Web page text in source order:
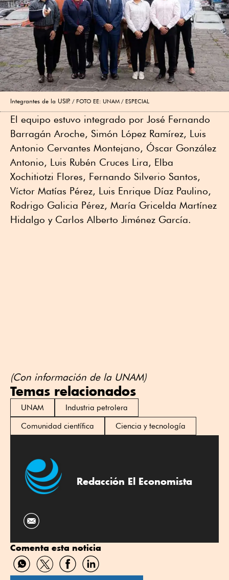
Integrantes de la USIP. FOTO EE: UNAM / ESPECIAL
El equipo estuvo integrado por José Fernando
Barragán Aroche, Simón López Ramírez, Luis
Antonio Cervantes Montejano, Óscar González
Antonio, Luis Rubén Cruces Lira, Elba
Xochitiotzi Flores, Fernando Silverio Santos,
Víctor Matías Pérez, Luis Enrique Díaz Paulino,
Rodrigo Galicia Pérez, María Gricelda Martínez
Hidalgo y Carlos Alberto Jiménez García.
(Con información de la UNAM)
Temas relacionados
UNAM
Industria petrolera
Comunidad científica
Ciencia y tecnología
Redacción El Economista
Comenta esta noticia
Compartir
por
Compartir
por
Compartir
por
Compartir
por